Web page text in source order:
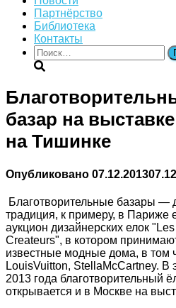
Партнёрство
Библиотека
Контакты
Найти:
базар на
на Тишинке
Опубликовано 07.12.2013
Благотворительные базары —
традиция, к примеру, в Париже
аукцион дизайнерских елок
Createurs", в котором
известные модные дома, в том
LouisVuitton, StellaMcCartney. В
2013 года благотворительный
открывается и в Москве на